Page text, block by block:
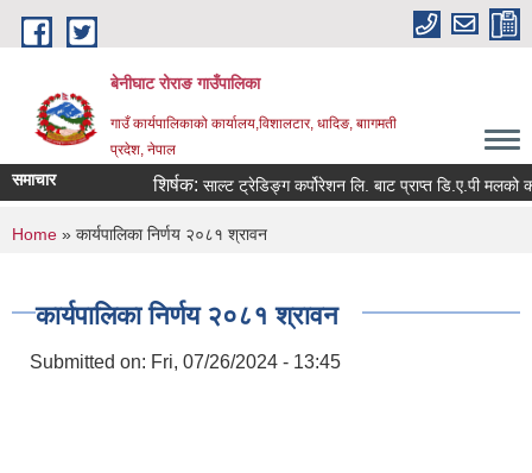
Skip to main content
बेनीघाट रोराङ गाउँपालिका
गाउँ कार्यपालिकाको कार्यालय,विशालटार, धादिङ, बाागमती
प्रदेश, नेपाल
समाचार शिर्षक:साल्ट ट्रेडिङ्ग कर्पोरेशन लि. बाट प्राप्त डि.ए.पी मलको कोटा
You are here
Home » कार्यपालिका निर्णय २०८१ श्रावन
कार्यपालिका निर्णय २०८१ श्रावन
Submitted on: Fri, 07/26/2024 - 13:45